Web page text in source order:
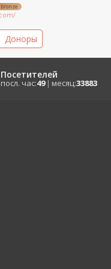
bronze
Доноры
Посетителей
посл. час:49 | месяц:33883